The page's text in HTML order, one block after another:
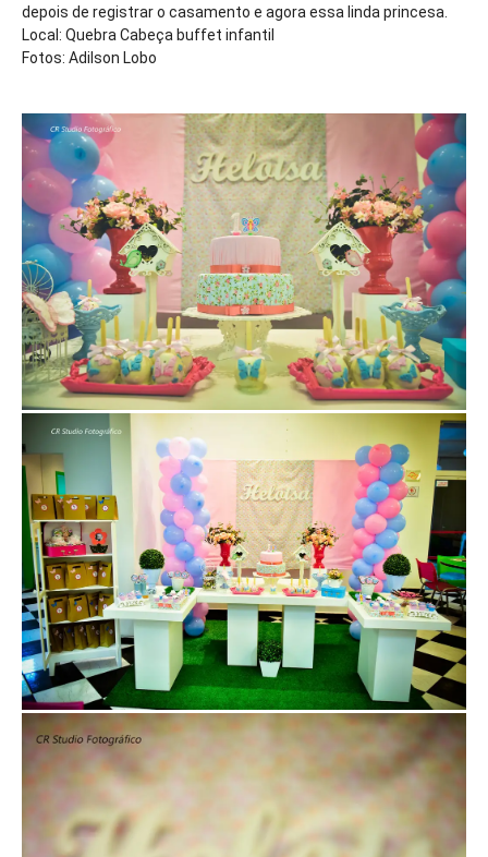
depois de registrar o casamento e agora essa linda princesa.
Local: Quebra Cabeça buffet infantil
Fotos: Adilson Lobo